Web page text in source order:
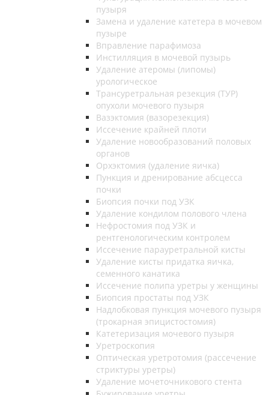
пузыря
Замена и удаление катетера в мочевом
пузыре
Вправление парафимоза
Инстилляция в мочевой пузырь
Удаление атеромы (липомы)
урологическое
Трансуретральная резекция (ТУР)
опухоли мочевого пузыря
Вазэктомия (вазорезекция)
Иссечение крайней плоти
Удаление новообразований половых
органов
Орхэктомия (удаление яичка)
Пункция и дренирование абсцесса
почки
Биопсия почки под УЗК
Удаление кондилом полового члена
Нефростомия под УЗК и
рентгенологическим контролем
Иссечение парауретральной кисты
Удаление кисты придатка яичка,
семенного канатика
Иссечение полипа уретры у женщины
Биопсия простаты под УЗК
Надлобковая пункция мочевого пузыря
(трокарная эпицистостомия)
Катетеризация мочевого пузыря
Уретроскопия
Оптическая уретротомия (рассечение
стриктуры уретры)
Удаление мочеточникового стента